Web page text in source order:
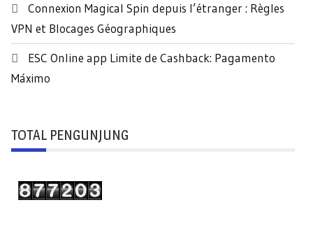
Connexion Magical Spin depuis l’étranger : Règles
VPN et Blocages Géographiques
ESC Online app Limite de Cashback: Pagamento
Máximo
TOTAL PENGUNJUNG